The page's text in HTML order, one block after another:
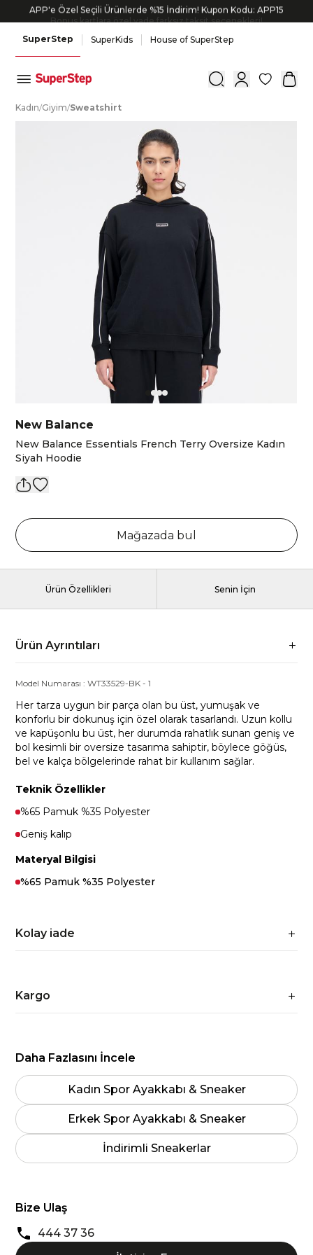
APP'e Özel Seçili Ürünlerde %15 İndirim! Kupon Kodu: APP15
Bonus kartlara özel vade farksız taksit seçenekleri!
SuperStep SuperKids House of SuperStep
0
Kadın/Giyim/Sweatshirt
New Balance
New Balance Essentials French Terry Oversize Kadın
Siyah Hoodie
Mağazada bul
Ürün Özellikleri Senin İçin
Ürün Ayrıntıları
Model Numarası :WT33529-BK -1
Her tarza uygun bir parça olan bu üst, yumuşak ve
konforlu bir dokunuş için özel olarak tasarlandı. Uzun kollu
ve kapüşonlu bu üst, her durumda rahatlık sunan geniş ve
bol kesimli bir oversize tasarıma sahiptir, böylece göğüs,
bel ve kalça bölgelerinde rahat bir kullanım sağlar.
Teknik Özellikler
%65 Pamuk %35 Polyester
Geniş kalıp
Materyal Bilgisi
%65 Pamuk %35 Polyester
Kolay iade
Kargo
Daha Fazlasını İncele
Kadın Spor Ayakkabı & Sneaker
Erkek Spor Ayakkabı & Sneaker
İndirimli Sneakerlar
Bize Ulaş
444 37 36